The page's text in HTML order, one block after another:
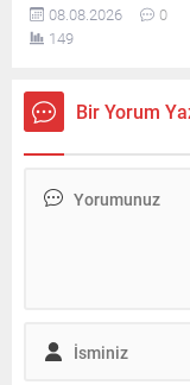
araca çarpmasıyla
gelen kazada iki kişi
hastaneye
inceleme başlattı.
08.08.2026
0
149
Bir Yorum